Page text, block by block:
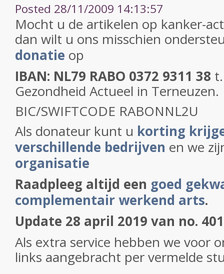
Posted 28/11/2009 14:13:57
Mocht u de artikelen op kanker-
dan wilt u ons misschien
donatie op
IBAN: NL79 RABO 0372 9311 38
Gezondheid Actueel in Terneuzen.
BIC/SWIFTCODE RABONNL2U
Als donateur kunt u korting
verschillende bedrijven en we
organisatie
Raadpleeg altijd een goed
complementair werkend arts.
Update 28 april 2019 van no.
Als extra service hebben we voor
links aangebracht per vermelde